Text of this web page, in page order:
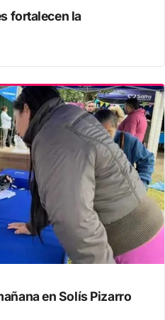
fortalecen la
en Solís Pizarro